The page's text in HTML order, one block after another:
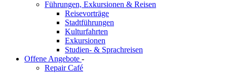
Führungen, Exkursionen & Reisen
Reisevorträge
Stadtführungen
Kulturfahrten
Exkursionen
Studien- & Sprachreisen
Offene Angebote -
Repair Café